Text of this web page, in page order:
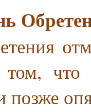
что
позже